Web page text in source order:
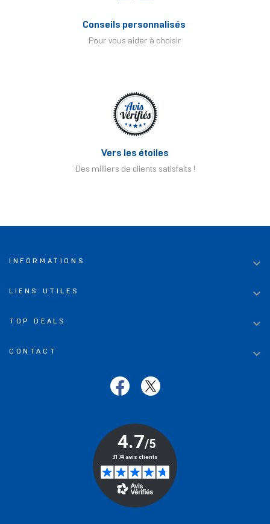
Conseils personnalisés
Pour vous aider à choisir
Vers les étoiles
Des milliers de clients satisfaits !
INFORMATIONS 
LIENS UTILES 
TOP DEALS 
CONTACT 